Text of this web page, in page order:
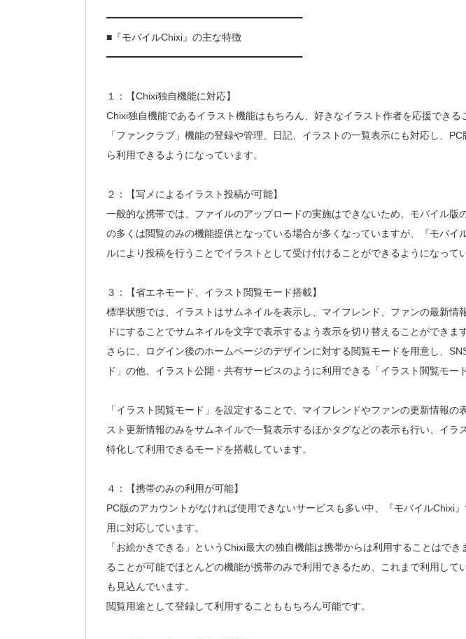
━━━━━━━━━━━━━━━━━━━━━━━━━━━━━━━━━━━
■『モバイルChixi』の主な特徴
━━━━━━━━━━━━━━━━━━━━━━━━━━━━━━━━━━━
１：【Chixi独自機能に対応】
Chixi独自機能であるイラスト機能はもちろん、好きなイラスト作者を応援できる
「ファンクラブ」機能の登録や管理、日記、イラストの一覧表示にも対応し、
ら利用できるようになっています。
２：【写メによるイラスト投稿が可能】
一般的な携帯では、ファイルのアップロードの実施はできないため、モバイル版
の多くは閲覧のみの機能提供となっている場合が多くなっていますが、『モバイ
ルにより投稿を行うことでイラストとして受け付けることができるようになってい
３：【省エネモード、イラスト閲覧モード搭載】
標準状態では、イラストはサムネイルを表示し、マイフレンド、ファンの最新情
ドにすることでサムネイルを文字で表示するよう表示を切り替えることができます
さらに、ログイン後のホームページのデザインに対する閲覧モードを用意し、
ド」の他、イラスト公開・共有サービスのように利用できる「イラスト閲覧モー
「イラスト閲覧モード」を設定することで、マイフレンドやファンの更新情報の
スト更新情報のみをサムネイルで一覧表示するほかタグなどの表示も行い、イラ
特化して利用できるモードを搭載しています。
４：【携帯のみの利用が可能】
PC版のアカウントがなければ使用できないサービスも多い中、『モバイルChixi
用に対応しています。
「お絵かきできる」というChixi最大の独自機能は携帯からは利用することはで
ることが可能でほとんどの機能が携帯のみで利用できるため、これまで利用して
も見込んでいます。
閲覧用途として登録して利用することももちろん可能です。